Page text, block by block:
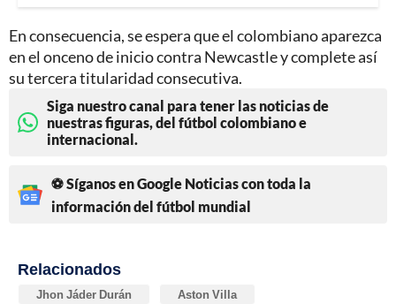
En consecuencia, se espera que el colombiano aparezca
en el onceno de inicio contra Newcastle y complete así
su tercera titularidad consecutiva.
Siga nuestro canal para tener las noticias de
nuestras figuras, del fútbol colombiano e
internacional.
⚽ Síganos en Google Noticias con toda la
información del fútbol mundial
Relacionados
Jhon Jáder Durán Aston Villa